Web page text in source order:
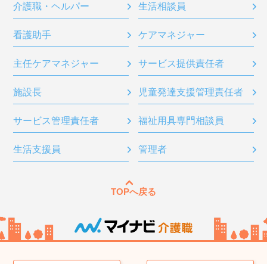
介護職・ヘルパー 生活相談員
看護助手 ケアマネジャー
主任ケアマネジャー サービス提供責任者
施設長 児童発達支援管理責任者
サービス管理責任者 福祉用具専門相談員
生活支援員 管理者
TOPへ戻る